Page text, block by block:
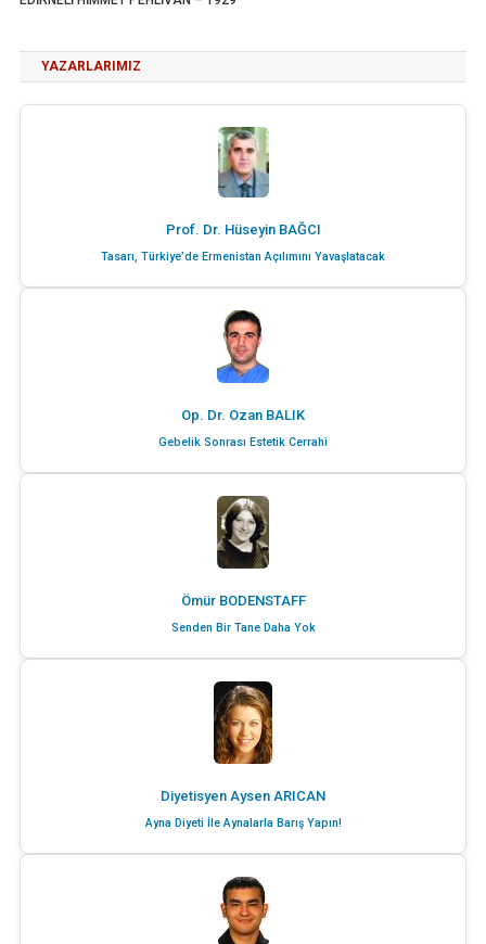
YAZARLARIMIZ
Prof. Dr. Hüseyin BAĞCI
Tasarı, Türkiye’de Ermenistan Açılımını Yavaşlatacak
Op. Dr. Ozan BALIK
Gebelik Sonrası Estetik Cerrahi
Ömür BODENSTAFF
Senden Bir Tane Daha Yok
Diyetisyen Aysen ARICAN
Ayna Diyeti İle Aynalarla Barış Yapın!